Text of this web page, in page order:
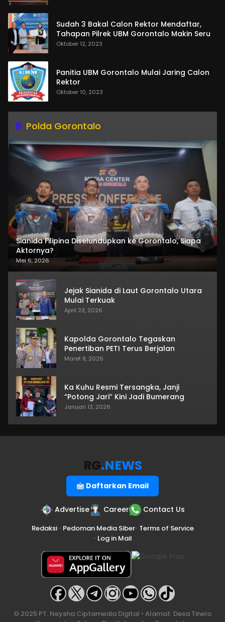
Sudah 3 Bakal Calon Rektor Mendaftar,
Tahapan Pilrek UBM Gorontalo Makin Seru
Oktober 12, 2023
Panitia UBM Gorontalo Mulai Jaring Calon
Rektor
Oktober 10, 2023
Polda Gorontalo
Sianida Filipina Diselundupkan ke Gorontalo, Siapa
Aktornya?
Mei 6, 2026
Jejak Sianida di Laut Gorontalo Utara
Mulai Terkuak
April 23, 2026
Kapolda Gorontalo Tegaskan
Penertiban PETI Terus Berjalan
Maret 8, 2026
Ka Kuhu Resmi Tersangka, Janji
“Potong Jari” Kini Jadi Bumerang
Januari 13, 2026
RG.NEWS
Daftarkan Email
Advertise Career Contact Us
Redaksi• Pedoman Media Siber• Terms of Service
• Log in Mail
© 2025 PT. Neysha Ciptamedia Digital • Alamat: Desa Tinelo